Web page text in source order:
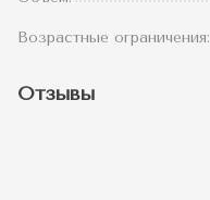
Возрастные ограничения:
Отзывы